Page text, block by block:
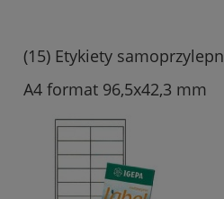
(15) Etykiety
A4 format 96,5x42,3 mm